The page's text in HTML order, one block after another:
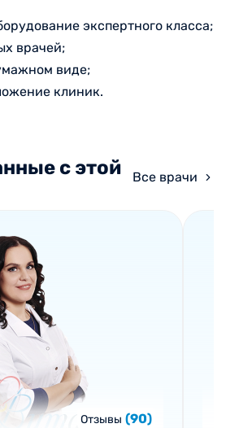
экспертного класса;
врачей;
виде;
клиник.
с этой
Все врачи
Отзывы (90)